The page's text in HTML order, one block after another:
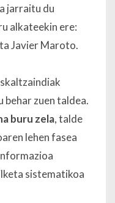
jarraitu du
alkateekin ere:
Javier Maroto.
behar zuen taldea.
buru zela, talde
lehen fasea
sistematikoa